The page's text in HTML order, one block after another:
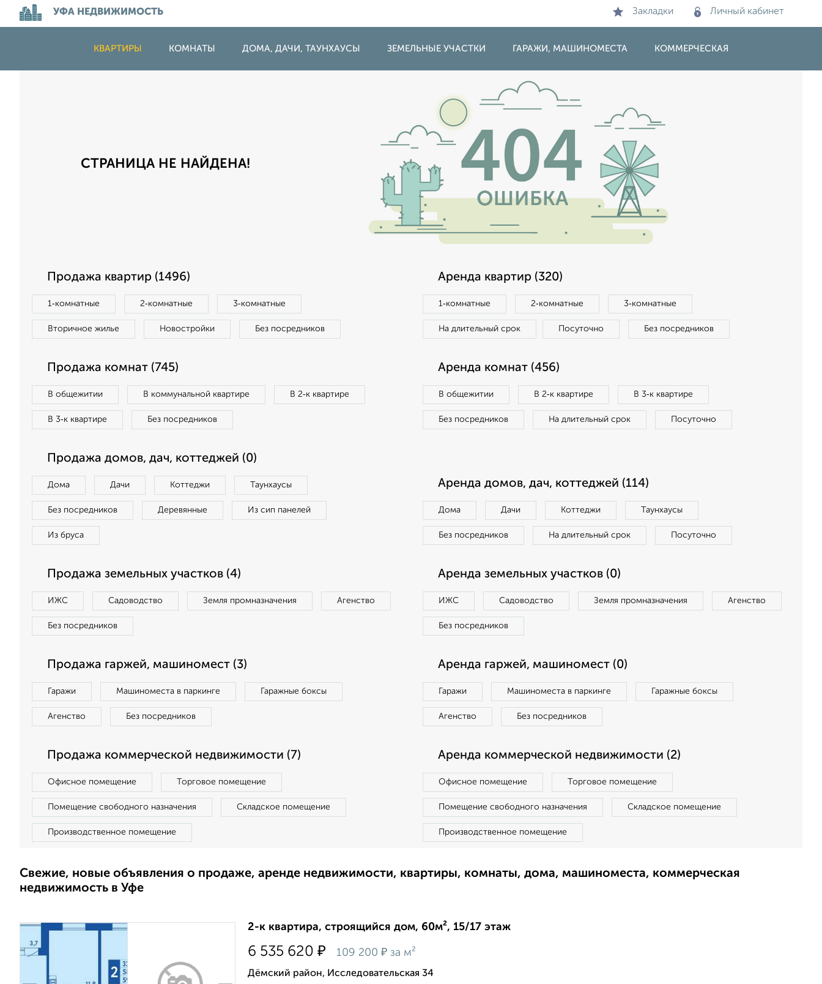
УФА НЕДВИЖИМОСТЬ Закладки Личный кабинет
КВАРТИРЫ КОМНАТЫ ДОМА, ДАЧИ, ТАУНХАУСЫ ЗЕМЕЛЬНЫЕ УЧАСТКИ ГАРАЖИ, МАШИНОМЕСТА КОММЕРЧЕСКАЯ
СТРАНИЦА НЕ НАЙДЕНА!
Продажа квартир (1496)
1‑комнатные 2‑комнатные 3‑комнатные
Вторичное жилье Новостройки Без посредников
Аренда квартир (320)
1‑комнатные 2‑комнатные 3‑комнатные
На длительный срок Посуточно Без посредников
Продажа комнат (745)
В общежитии В коммунальной квартире В 2‑к квартире
В 3‑к квартире Без посредников
Аренда комнат (456)
В общежитии В 2‑к квартире В 3‑к квартире
Без посредников На длительный срок Посуточно
Продажа домов, дач, коттеджей (0)
Дома Дачи Коттеджи Таунхаусы
Без посредников Деревянные Из сип панелей
Из бруса
Аренда домов, дач, коттеджей (114)
Дома Дачи Коттеджи Таунхаусы
Без посредников На длительный срок Посуточно
Продажа земельных участков (4)
ИЖС Садоводство Земля промназначения Агенство
Без посредников
Аренда земельных участков (0)
ИЖС Садоводство Земля промназначения Агенство
Без посредников
Продажа гаржей, машиномест (3)
Гаражи Машиноместа в паркинге Гаражные боксы
Агенство Без посредников
Аренда гаржей, машиномест (0)
Гаражи Машиноместа в паркинге Гаражные боксы
Агенство Без посредников
Продажа коммерческой недвижимости (7)
Офисное помещение Торговое помещение
Помещение свободного назначения Складское помещение
Производственное помещение
Аренда коммерческой недвижимости (2)
Офисное помещение Торговое помещение
Помещение свободного назначения Складское помещение
Производственное помещение
Свежие, новые объявления о продаже, аренде недвижимости, квартиры, комнаты, дома, машиноместа, коммерческая
недвижимость в Уфе
2-к квартира, строящийся дом, 60м², 15/17 этаж
6 535 620 ₽ 109 200 ₽ за м²
Дёмский район, Исследовательская 34